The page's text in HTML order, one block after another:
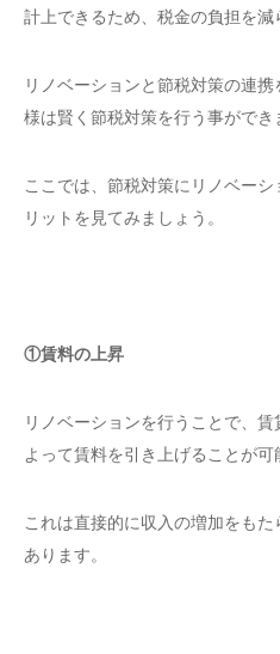
計上できるため、税金の負担を減
リノベーションと節税対策の連
様は賢く節税対策を行う事ができ
ここでは、節税対策にリノベー
リットを見てみましょう。
①賃料の上昇
リノベーションを行うことで、
よって賃料を引き上げることが可
これは直接的に収入の増加をも
あります。